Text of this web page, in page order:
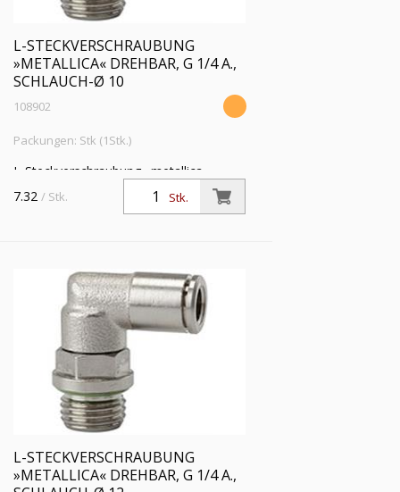
L-STECKVERSCHRAUBUNG
»METALLICA« DREHBAR, G 1/4 A.,
SCHLAUCH-Ø 10
108902
Packungen: Stk (1Stk.)
L-Steckverschraubung »metallica«,
drehbar, G 1/4 a., für Schlauch-Außen-Ø
10 mm, Arbeitsdruck max. 16 bar,
Stk.
7.32 / Stk.
L-STECKVERSCHRAUBUNG
»METALLICA« DREHBAR, G 1/4 A.,